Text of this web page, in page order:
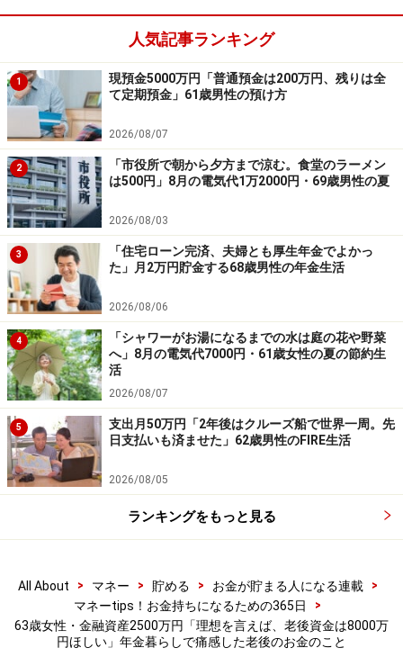
「日々の生活には満足だが、非常時が不
安」
今の生活についての満足度は「普通」と投稿者。
「日々の生活に凄く困っているわけでは無いです。ただ
非常時が不安です。病気が見つかったらとか災害が起こ
ったらとか……。家もリフォームはしましたが古いので不
安があります」とのこと。
老後資金に不安を抱えている現役世代には、「現役世代
っても賃金が安いし、支払うものが多いですよね。でも
『若さ』が1番の特権だと私は思います！ 『今、それぞ
れの年齢で出来る事』をまず楽しむ事だと思います。先
人気記事ランキング
1
現預金5000万円「普通預金は200万円、残りは全
て定期預金」61歳男性の預け方
2026/08/07
2
「市役所で朝から夕方まで涼む。食堂のラーメン
は500円」8月の電気代1万2000円・69歳男性の夏
2026/08/03
3
「住宅ローン完済、夫婦とも厚生年金でよかっ
た」月2万円貯金する68歳男性の年金生活
2026/08/06
4
「シャワーがお湯になるまでの水は庭の花や野菜
へ」8月の電気代7000円・61歳女性の夏の節約生
活
2026/08/07
5
支出月50万円「2年後はクルーズ船で世界一周。先
日支払いも済ませた」62歳男性のFIRE生活
2026/08/05
ランキングをもっと見る
All About > マネー > 貯める > お金が貯まる人になる連載
>
マネーtips！お金持ちになるための365日
>
63歳女性・金融資産2500万円「理想を言えば、老後資金は8000万
円ほしい」年金暮らしで痛感した老後のお金のこと